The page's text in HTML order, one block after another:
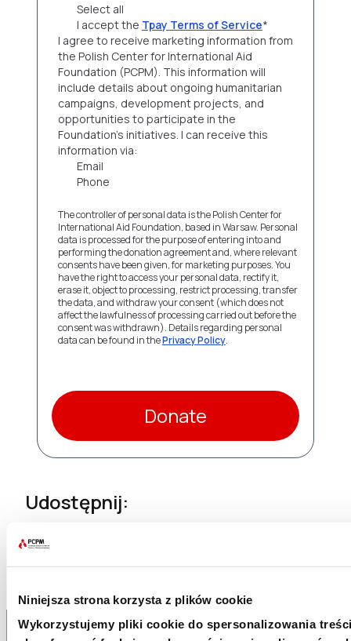
Niniejsza strona korzysta z plików cookie
Wykorzystujemy pliki cookie do spersonalizowania
Select all
I accept the Tpay Terms of Service*
I agree to receive marketing information from
the Polish Center for International Aid
Foundation (PCPM). This information will
include details about ongoing humanitarian
campaigns, development projects, and
opportunities to participate in the
Foundation's initiatives. I can receive this
information via:
Email
Phone
The controller of personal data is the Polish Center for
International Aid Foundation, based in Warsaw. Personal
data is processed for the purpose of entering into and
performing the donation agreement and, where relevant
consents have been given, for marketing purposes. You
have the right to access your personal data, rectify it,
erase it, object to processing, restrict processing, transfer
the data, and withdraw your consent (which does not
affect the lawfulness of processing carried out before the
consent was withdrawn). Details regarding personal
data can be found in thePrivacy Policy.
Donate
Udostępnij: